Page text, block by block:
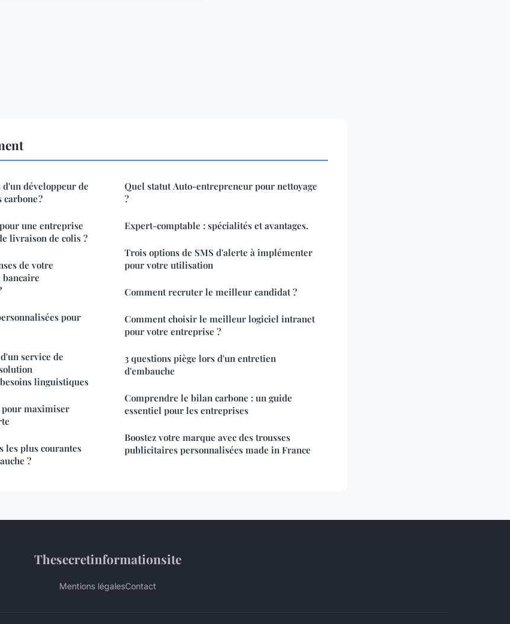
développeur de
?
une entreprise
livraison de colis ?
de votre
bancaire
pour
service de
linguistiques
maximiser
les plus courantes
?
Quel statut Auto-entrepreneur pour nettoyage
?
Expert-comptable : spécialités et avantages.
Trois options de SMS d'alerte à implémenter
pour votre utilisation
Comment recruter le meilleur candidat ?
Comment choisir le meilleur logiciel intranet
pour votre entreprise ?
3 questions piège lors d'un entretien
d'embauche
Comprendre le bilan carbone : un guide
essentiel pour les entreprises
Boostez votre marque avec des trousses
publicitaires personnalisées made in France
Thesecretinformationsite
Mentions légalesContact